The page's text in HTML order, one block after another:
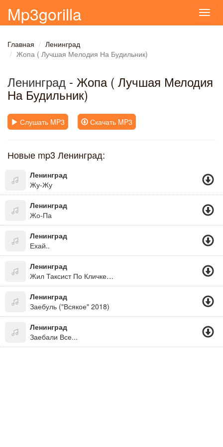
Mp3gorilla
Главная
Ленинград
Жопа ( Лучшая Мелодия На Будильник)
Ленинград - Жопа ( Лучшая Мелодия
На Будильник)
Слушать MP3 Скачать MP3
Новые mp3 Ленинград:
Ленинград
Жу-Жу
Ленинград
Жо-Па
Ленинград
Ехай..
Ленинград
Жил Таксист По Кличке Пазик, Все Проблемы По Хую
Ленинград
Заебуль ("Всякое" 2018)
Ленинград
Заебали Все...